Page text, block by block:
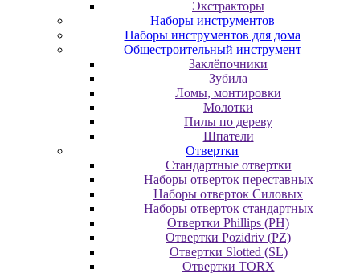
Экcтpaктopы
Наборы инструментов
Наборы инструментов для дома
Общестроительный инструмент
Заклёпочники
Зубила
Ломы, монтировки
Молотки
Пилы по дереву
Шпатели
Отвертки
Cтандартные отвертки
Наборы отверток переставных
Наборы отверток Силовых
Наборы отверток стандартных
Отвертки Phillips (PH)
Отвертки Pozidriv (PZ)
Отвертки Slotted (SL)
Отвертки TORX